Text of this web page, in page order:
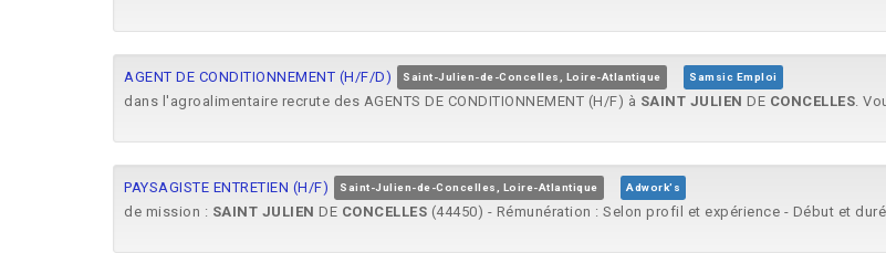
AGENT DE CONDITIONNEMENT (H/F/D) Saint-Julien-de-Concelles, Loire-Atlantique Samsic Emploi
dans l'agroalimentaire recrute des AGENTS DE CONDITIONNEMENT (H/F) à SAINT JULIEN DE CONCELLES.
PAYSAGISTE ENTRETIEN (H/F) Saint-Julien-de-Concelles, Loire-Atlantique Adwork's
de mission : SAINT JULIEN DE CONCELLES (44450) - Rémunération : Selon profil et expérience - Début et